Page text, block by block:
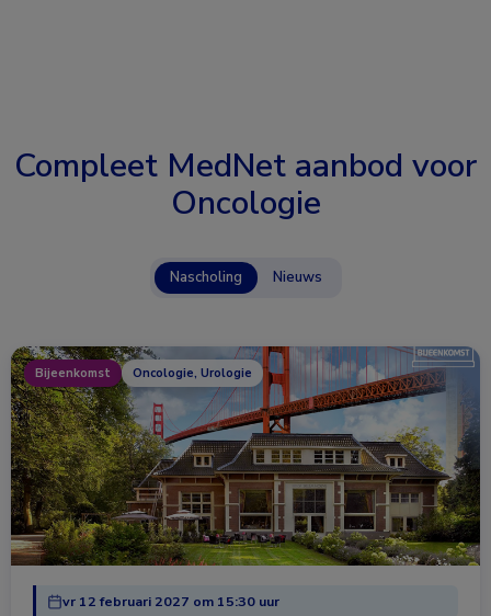
Compleet MedNet aanbod voor
Oncologie
Nascholing Nieuws
Bijeenkomst Oncologie, Urologie
vr 12 februari 2027 om 15:30 uur